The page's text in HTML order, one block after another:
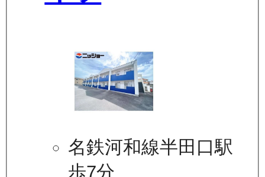
名鉄河和線半田口駅
歩7分